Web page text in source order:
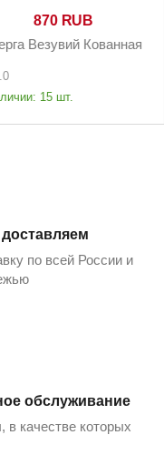
‍870‍ RUB
Везувий Кованная
15 шт.
по всей России и
обслуживание
качестве которых